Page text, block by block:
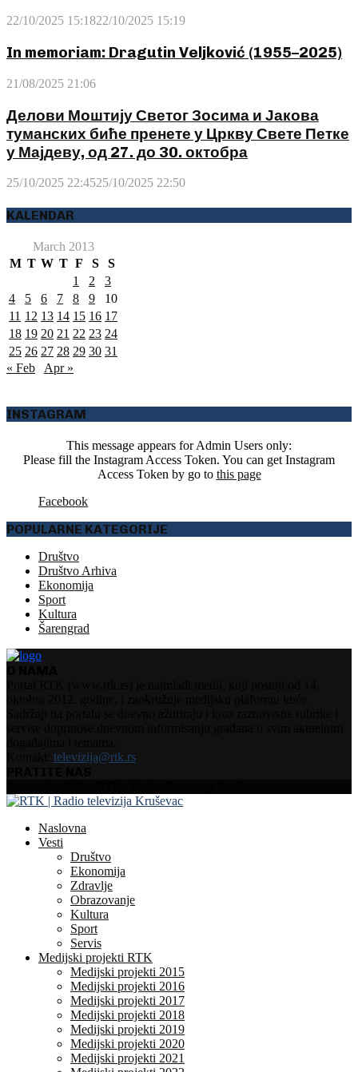
22/10/2025 15:1822/10/2025 15:19
In memoriam: Dragutin Veljković (1955–2025)
21/08/2025 21:06
Делови Моштију Светог Зосима и Јакова
туманских биће пренете у Цркву Свете Петке
у Мајдеву, од 27. до 30. октобра
25/10/2025 22:4525/10/2025 22:50
KALENDAR
March 2013
M T W T F S
S
1
2
3
4
5 6 7 8 9
10
11 12 13 14 15 16 17
18 19 20 21 22 23 24
25 26 27 28 29 30 31
« Feb
Apr »
INSTAGRAM
This message appears for Admin Users only:
Please fill the Instagram Access Token. You can get Instagram
Access Token by go to this page
Facebook
POPULARNE KATEGORIJE
Društvo
Društvo Arhiva
Ekonomija
Sport
Kultura
Šarengrad
televizija@rtk.rs
Naslovna
Vesti
Društvo
Ekonomija
Zdravlje
Obrazovanje
Kultura
Sport
Servis
Medijski projekti RTK
Medijski projekti 2015
Medijski projekti 2016
Medijski projekti 2017
Medijski projekti 2018
Medijski projekti 2019
Medijski projekti 2020
Medijski projekti 2021